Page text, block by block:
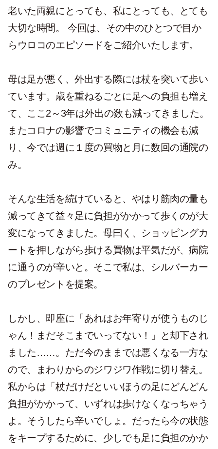
老いた両親にとっても、私にとっても、とても
大切な時間。 今回は、その中のひとつで目か
らウロコのエピソードをご紹介いたします。
母は足が悪く、外出する際には杖を突いて歩い
ています。歳を重ねるごとに足への負担も増え
て、ここ2～3年は外出の数も減ってきました。
またコロナの影響でコミュニティの機会も減
り、今では週に１度の買物と月に数回の通院の
み。
そんな生活を続けていると、やはり筋肉の量も
減ってきて益々足に負担がかかって歩くのが大
変になってきました。母曰く、ショッピングカ
ートを押しながら歩ける買物は平気だが、病院
に通うのが辛いと。そこで私は、シルバーカー
のプレゼントを提案。
しかし、即座に「あれはお年寄りが使うものじ
ゃん！まだそこまでいってない！」と却下され
ました……。ただ今のままでは悪くなる一方な
ので、まわりからのジワジワ作戦に切り替え。
私からは「杖だけだといいほうの足にどんどん
負担がかかって、いずれは歩けなくなっちゃう
よ。そうしたら辛いでしょ。だったら今の状態
をキープするために、少しでも足に負担のかか